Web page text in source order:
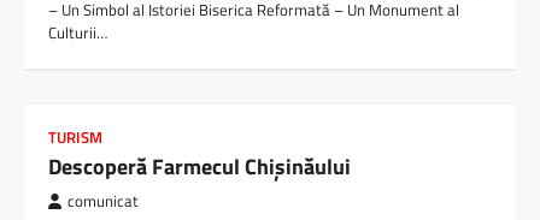
– Un Simbol al Istoriei Biserica Reformată – Un Monument al
Culturii…
TURISM
Descoperă Farmecul Chișinăului
comunicat